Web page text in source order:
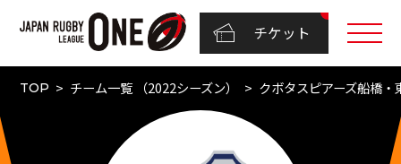
チケット
TOP チーム一覧 （2022シーズン） クボタスピアーズ船橋・